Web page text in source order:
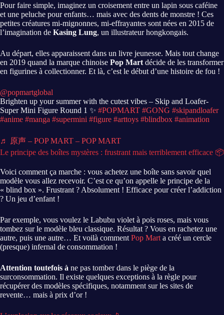
Pour faire simple, imaginez un croisement entre un lapin sous caféine
et une peluche pour enfants… mais avec des dents de monstre ! Ces
petites créatures mi-mignonnes, mi-effrayantes sont nées en 2015 de
l’imagination de Kasing Lung, un illustrateur hongkongais.
Au départ, elles apparaissent dans un livre jeunesse. Mais tout change
en 2019 quand la marque chinoise Pop Mart décide de les transformer
en figurines à collectionner. Et là, c’est le début d’une histoire de fou !
@popmartglobal
Brighten up your summer with the cutest vibes – Skip and Loafer-
Super Mini Figure Round 1 ✨ #POPMART #GONG #skipandloafer
#anime #manga #supermini #figure #arttoys #blindbox #animation
♬ 原声 – POP MART – POP MART
Le principe des boîtes mystères : frustrant mais terriblement efficace 📦
Voici comment ça marche : vous achetez une boîte sans savoir quel
modèle vous allez recevoir. C’est ce qu’on appelle le principe de la
« blind box ». Frustrant ? Absolument ! Efficace pour créer l’addiction
? Un jeu d’enfant !
Par exemple, vous voulez le Labubu violet à pois roses, mais vous
tombez sur le modèle bleu classique. Résultat ? Vous en rachetez une
autre, puis une autre… Et voilà comment Pop Mart a créé un cercle
(presque) infernal de consommation !
Attention toutefois à ne pas tomber dans le piège de la
surconsommation. Il existe quelques exceptions à la règle pour
récupérer des modèles spécifiques, notamment sur les sites de
revente… mais à prix d’or !